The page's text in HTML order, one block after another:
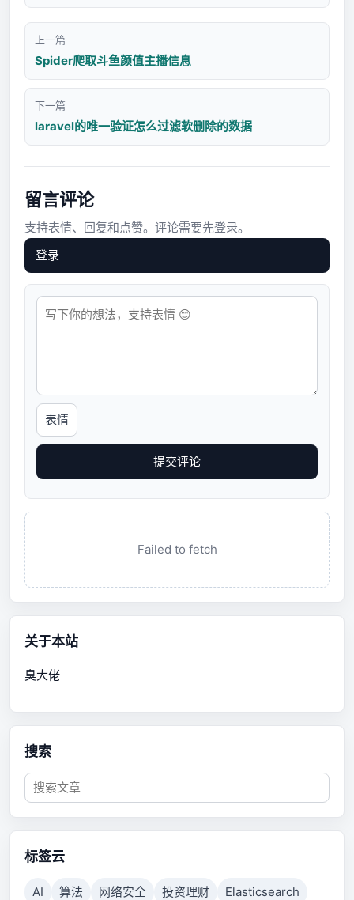
上一篇
Spider爬取斗鱼颜值主播信息
下一篇
laravel的唯一验证怎么过滤软删除的数据
留言评论
支持表情、回复和点赞。评论需要先登录。
登录
表情
提交评论
Failed to fetch
关于本站
臭大佬
搜索
标签云
AI 算法 网络安全 投资理财
Elasticsearch